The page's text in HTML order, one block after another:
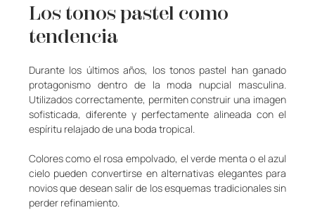
Los tonos pastel como
tendencia
Durante los últimos años, los tonos pastel han ganado
protagonismo dentro de la moda nupcial masculina.
Utilizados correctamente, permiten construir una imagen
sofisticada, diferente y perfectamente alineada con el
espíritu relajado de una boda tropical.
Colores como el rosa empolvado, el verde menta o el azul
cielo pueden convertirse en alternativas elegantes para
novios que desean salir de los esquemas tradicionales sin
perder refinamiento.